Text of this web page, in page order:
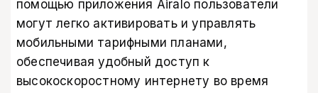
помощью приложения Airalo пользователи
могут легко активировать и управлять
мобильными тарифными планами,
обеспечивая удобный доступ к
высокоскоростному интернету во время